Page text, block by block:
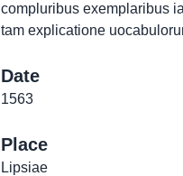
compluribus exemplaribus
tam explicatione
Date
1563
Place
Lipsiae